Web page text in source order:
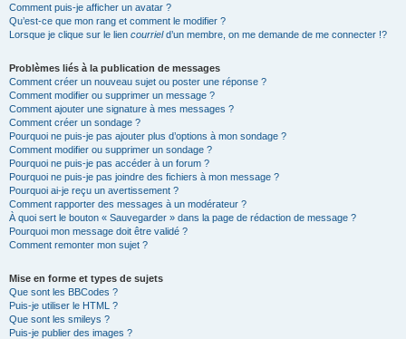
Comment puis-je afficher un avatar ?
Qu’est-ce que mon rang et comment le modifier ?
Lorsque je clique sur le lien courrield’un membre, on me demande de me connecter !?
Problèmes liés à la publication de messages
Comment créer un nouveau sujet ou poster une réponse ?
Comment modifier ou supprimer un message ?
Comment ajouter une signature à mes messages ?
Comment créer un sondage ?
Pourquoi ne puis-je pas ajouter plus d’options à mon sondage ?
Comment modifier ou supprimer un sondage ?
Pourquoi ne puis-je pas accéder à un forum ?
Pourquoi ne puis-je pas joindre des fichiers à mon message ?
Pourquoi ai-je reçu un avertissement ?
Comment rapporter des messages à un modérateur ?
À quoi sert le bouton « Sauvegarder » dans la page de rédaction de message ?
Pourquoi mon message doit être validé ?
Comment remonter mon sujet ?
Mise en forme et types de sujets
Que sont les BBCodes ?
Puis-je utiliser le HTML ?
Que sont les smileys ?
Puis-je publier des images ?